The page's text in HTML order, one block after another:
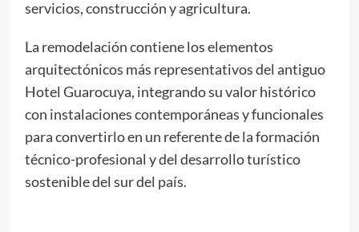
servicios, construcción y agricultura.
La remodelación contiene los elementos
arquitectónicos más representativos del antiguo
Hotel Guarocuya, integrando su valor histórico
con instalaciones contemporáneas y funcionales
para convertirlo en un referente de la formación
técnico-profesional y del desarrollo turístico
sostenible del sur del país.